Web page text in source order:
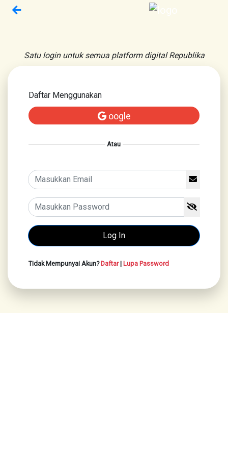
Satu login untuk semua platform digital Republika
Daftar Menggunakan
oogle
Atau
Tidak Mempunyai Akun?Daftar| Lupa Password